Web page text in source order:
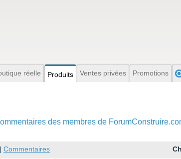
réelle Produits Ventes privées Promotions
des membres de
| Commentaires